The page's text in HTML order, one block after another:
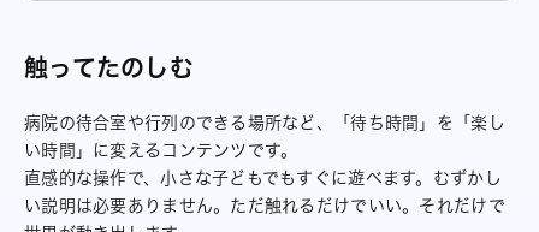
触ってたのしむ
病院の待合室や行列のできる場所など、「待ち時間」を「楽し
い時間」に変えるコンテンツです。
直感的な操作で、小さな子どもでもすぐに遊べます。むずかし
い説明は必要ありません。ただ触れるだけでいい。それだけで